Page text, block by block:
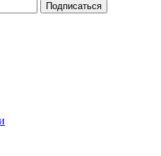
Подписаться